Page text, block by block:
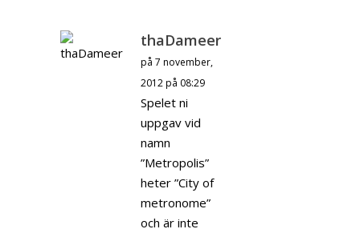
thaDameer
på 7 november,
2012 på 08:29
Spelet ni
uppgav vid
namn
”Metropolis”
heter ”City of
metronome”
och är inte